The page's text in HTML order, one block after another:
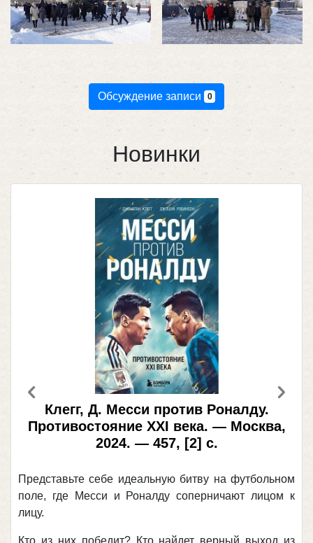
Обсуждение записи 0
Новинки
Клегг, Д. Месси против Роналду.
Противостояние XXI века. — Москва,
2024. — 457, [2] с.
Представьте себе идеальную битву на футбольном
поле, где Месси и Роналду соперничают лицом к
лицу.
Предыдущий